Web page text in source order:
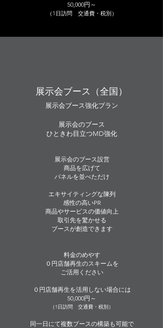
​50,000円～
（1日訪問 交通費・税別）
展示会ブース（全国）
展示会ブース強化プラン
展示会のブース
​ひときわ目立つMD強化
展示会のブース設営
商品を広げて
パネルを並べただけ
エキサイティングな陳列
感性の高いPR
商品やサービスの価値向上
取引先を驚かせる
ブースが創造できます​​
​料金のめやす
​０円店舗再生のスキームを
ご活用ください
０円店舗再生を活用しない場合には
​50,000円～
（1日訪問 交通費・税別）
同一日にて複数ブースの構築も可能で